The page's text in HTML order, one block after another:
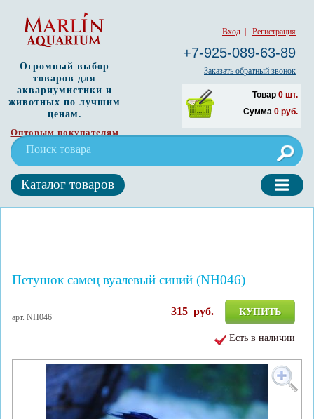
Вход Регистрация
+7-925-089-63-89
Заказать обратный звонок
Товар 0 шт.
Сумма 0 руб.
Огромный выбор
товаров для
аквариумистики и
животных по лучшим
ценам.
Оптовым покупателям
Каталог товаров
Петушок самец вуалевый синий (NH046)
арт. NH046 КУПИТЬ
315 руб.
Есть в наличии